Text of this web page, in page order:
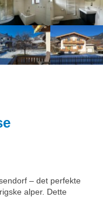
– det perfekte
alper. Dette